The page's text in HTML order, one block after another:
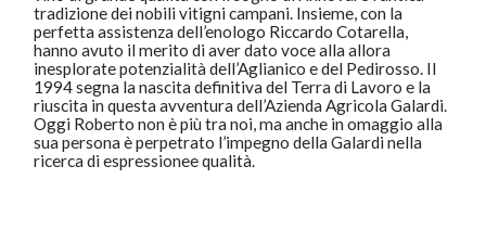
tradizione dei nobili vitigni campani. Insieme, con la
perfetta assistenza dell’enologo Riccardo Cotarella,
hanno avuto il merito di aver dato voce alla allora
inesplorate potenzialità dell’Aglianico e del Pedirosso. Il
1994 segna la nascita definitiva del Terra di Lavoro e la
riuscita in questa avventura dell’Azienda Agricola Galardi.
Oggi Roberto non è più tra noi, ma anche in omaggio alla
sua persona è perpetrato l’impegno della Galardi nella
ricerca di espressionee qualità.